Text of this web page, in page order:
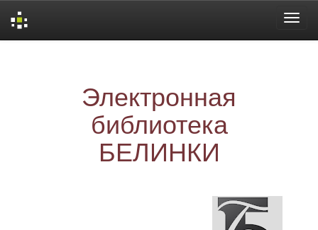
Электронная
библиотека
БЕЛИНКИ